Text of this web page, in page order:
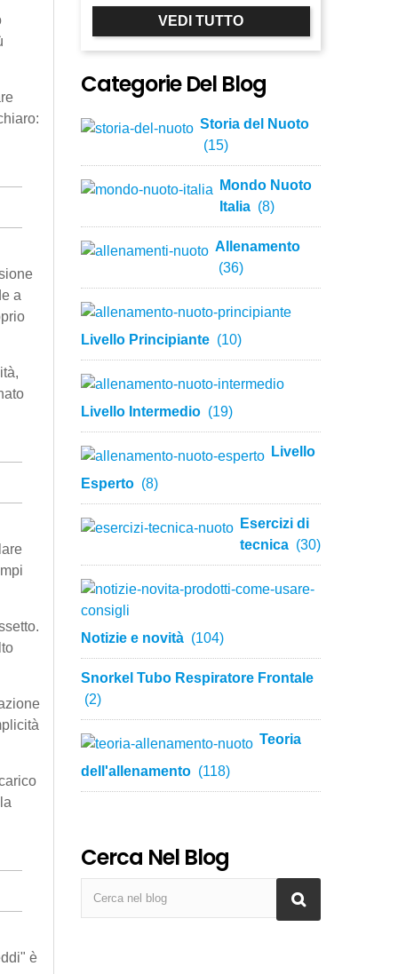
a
è
VEDI TUTTO
Categorie Del Blog
Storia del Nuoto
(15)
Mondo Nuoto
Italia (8)
Allenamento
(36)
Livello Principiante (10)
Livello Intermedio (19)
Livello
Esperto (8)
Esercizi di
tecnica (30)
Notizie e novità (104)
Snorkel Tubo Respiratore Frontale
(2)
Teoria
dell'allenamento (118)
Cerca Nel Blog